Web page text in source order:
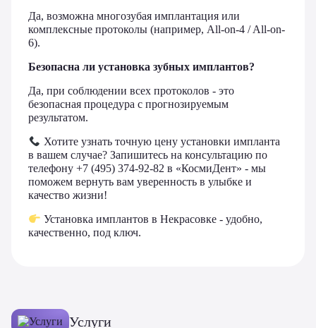
Да, возможна многозубая имплантация или
комплексные протоколы (например, All-on-4 / All-on-
6).
Безопасна ли установка зубных имплантов?
Да, при соблюдении всех протоколов - это
безопасная процедура с прогнозируемым
результатом.
Хотите узнать точную цену установки импланта
в вашем случае? Запишитесь на консультацию по
телефону +7 (495) 374-92-82 в «КосмиДент» - мы
поможем вернуть вам уверенность в улыбке и
качество жизни!
Установка имплантов в Некрасовке - удобно,
качественно, под ключ.
Услуги